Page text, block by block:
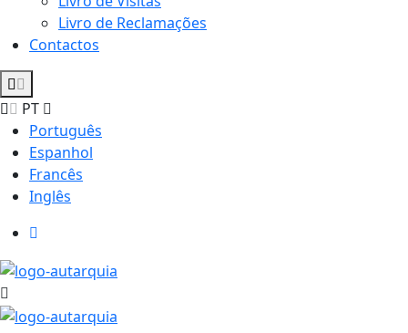
Livro de Reclamações
Contactos
PT
Português
Espanhol
Francês
Inglês